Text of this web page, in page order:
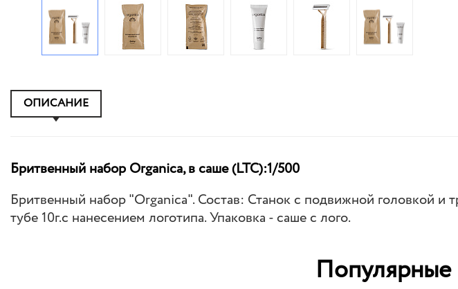
ОПИСАНИЕ
Бритвенный набор Organica, в саше (LTC):1/500
Бритвенный набор "Organica". Состав: Станок с подвижной головкой и
тубе 10г.с нанесением логотипа. Упаковка - саше с лого.
Популярные